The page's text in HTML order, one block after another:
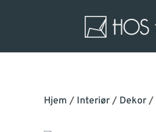
Hjem / Interiør / Dekor /